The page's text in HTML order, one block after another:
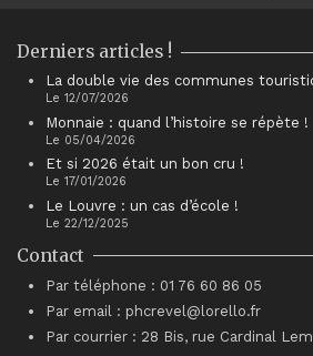
Derniers articles !
La double vie des communes
Le 12/07/2026
Monnaie : quand l’histoire se répète !
Le 05/04/2026
Et si 2026 était un bon cru !
Le 17/01/2026
Le Louvre : un cas d’école !
Le 22/12/2025
Contact
Par téléphone : 01 76 60 86 05
Par email : phcrevel@lorello.fr
Par courrier : 28 Bis, rue Cardinal